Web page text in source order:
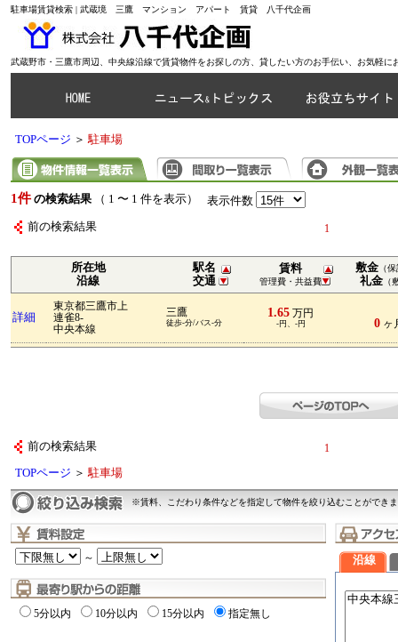
駐車場賃貸検索 | 武蔵境 三鷹 マンション アパート 賃貸 八千代企画
武蔵野市・三鷹市周辺、中央線沿線で賃貸物件をお探しの方、貸したい方のお手伝い、お気軽に
TOPページ ＞駐車場
1件 の検索結果 （ 1 〜 1 件を表示） 表示件数
前の検索結果 1
所在地
沿線
駅名
交通
賃料
管理費・共益費
敷金（保
礼金（
詳細
東京都三鷹市上
連雀8-
中央本線
三鷹
徒歩-分/バス-分
1.65 万円
-円、-円 0ヶ
前の検索結果 1
TOPページ ＞駐車場
※賃料、こだわり条件などを指定して物件を絞り込むことができ
～
5分以内 10分以内 15分以内 指定無し
沿線